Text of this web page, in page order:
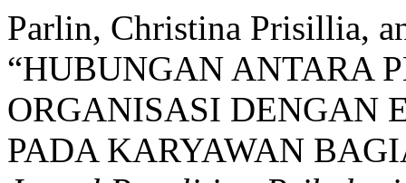
Parlin, Christina Prisillia,
“HUBUNGAN ANTARA
ORGANISASI DENGAN
PADA KARYAWAN